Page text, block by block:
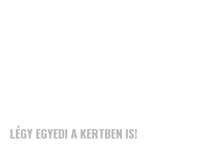
LÉGY EGYEDI A KERTBEN IS!